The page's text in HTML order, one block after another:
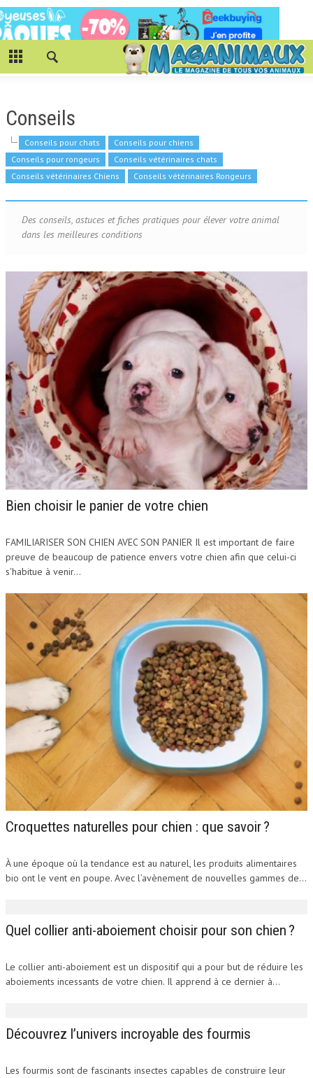
Conseils
Conseils pour chats
Conseils pour chiens
Conseils pour rongeurs
Conseils vétérinaires chats
Conseils vétérinaires Chiens
Conseils vétérinaires Rongeurs
Des conseils, astuces et fiches pratiques pour élever votre animal
dans les meilleures conditions
Bien choisir le panier de votre chien
FAMILIARISER SON CHIEN AVEC SON PANIER Il est important de faire
preuve de beaucoup de patience envers votre chien afin que celui-ci
s'habitue à venir...
Croquettes naturelles pour chien : que savoir ?
À une époque où la tendance est au naturel, les produits alimentaires
bio ont le vent en poupe. Avec l’avènement de nouvelles gammes de...
Quel collier anti-aboiement choisir pour son chien ?
Le collier anti-aboiement est un dispositif qui a pour but de réduire les
aboiements incessants de votre chien. Il apprend à ce dernier à...
Découvrez l’univers incroyable des fourmis
Les fourmis sont de fascinants insectes capables de construire leur